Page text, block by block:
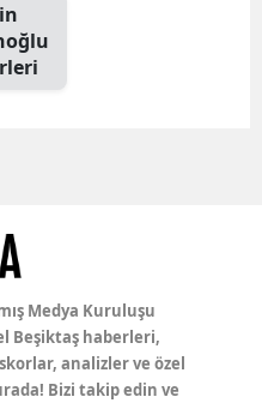
Medya Kuruluşu
Beşiktaş haberleri,
analizler ve özel
Bizi takip edin ve